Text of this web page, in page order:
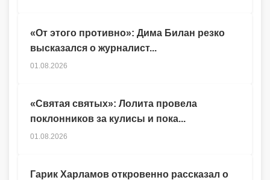
Гарик Харламов откровенно рассказал о
«От этого противно»: Дима Билан резко
высказался о журналист...
01.08.2026
«Святая святых»: Лолита провела
поклонников за кулисы и пока...
01.08.2026